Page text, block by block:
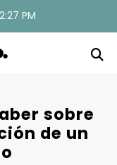
PM
sobre
de un